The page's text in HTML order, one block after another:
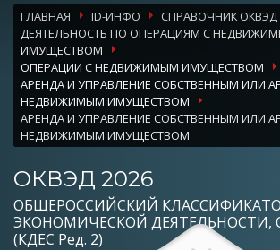
ГЛАВНАЯ ID-ИНФО
СПРАВОЧНИК ОКВЭД
ДЕЯТЕЛЬНОСТЬ ПО ОПЕРАЦИЯМ С
ИМУЩЕСТВОМ
ОПЕРАЦИИ С НЕДВИЖИМЫМ ИМУЩЕСТВОМ
АРЕНДА И УПРАВЛЕНИЕ СОБСТВЕННЫМ ИЛИ
НЕДВИЖИМЫМ ИМУЩЕСТВОМ
АРЕНДА И УПРАВЛЕНИЕ СОБСТВЕННЫМ ИЛИ
НЕДВИЖИМЫМ ИМУЩЕСТВОМ
ОКВЭД 2026
ОБЩЕРОССИЙСКИЙ
ЭКОНОМИЧЕСКОЙ ДЕЯТЕЛЬНОСТИ,
(КДЕС Ред. 2)